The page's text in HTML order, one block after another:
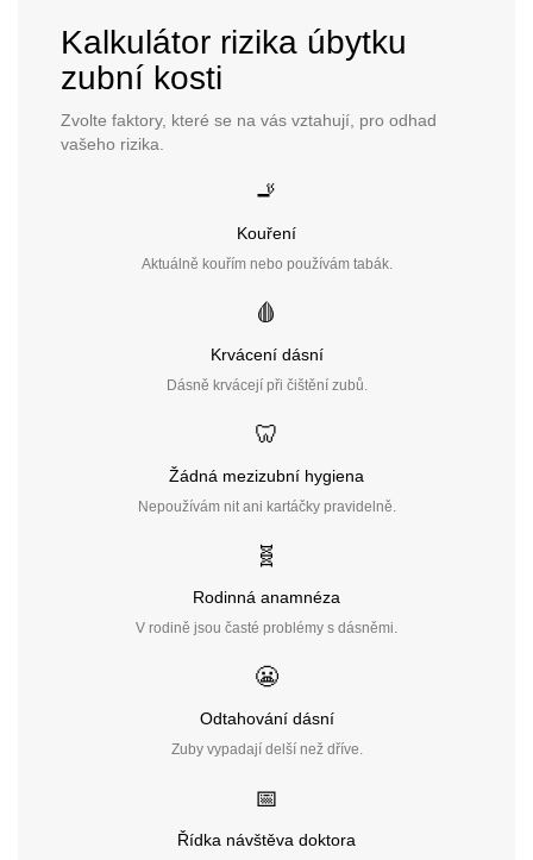
Kalkulátor rizika úbytku
zubní kosti
Zvolte faktory, které se na vás vztahují, pro odhad
vašeho rizika.
🚬
Kouření
Aktuálně kouřím nebo používám tabák.
🩸
Krvácení dásní
Dásně krvácejí při čištění zubů.
🦷
Žádná mezizubní hygiena
Nepoužívám nit ani kartáčky pravidelně.
🧬
Rodinná anamnéza
V rodině jsou časté problémy s dásněmi.
😬
Odtahování dásní
Zuby vypadají delší než dříve.
📅
Řídka návštěva doktora